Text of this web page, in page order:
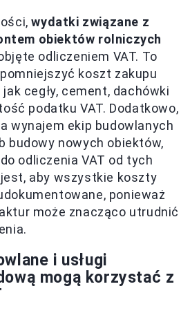
wydatki związane z
obiektów rolniczych
odliczeniem VAT. To
koszt zakupu
cegły, cement, dachówki
podatku VAT. Dodatkowo,
wynajem ekip budowlanych
budowy nowych obiektów,
odliczenia VAT od tych
aby wszystkie koszty
ponieważ
może znacząco utrudnić
i usługi
mogą korzystać z